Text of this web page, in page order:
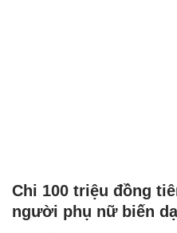
Chi 100 triệu đồng
người phụ nữ biến